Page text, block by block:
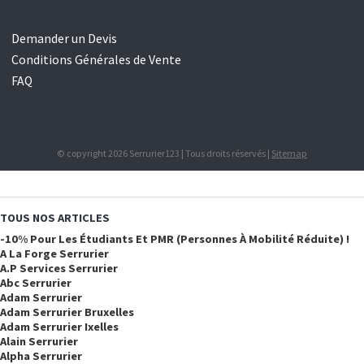
Demander un Devis
Conditions Générales de Vente
FAQ
© copyright 2026 Serrurier123 | Tous droits réservés | Sitemap
TOUS NOS ARTICLES
-10% Pour Les Étudiants Et PMR (personnes À Mobilité Réduite) !
A La Forge Serrurier
A.p Services Serrurier
Abc Serrurier
Adam Serrurier
Adam Serrurier Bruxelles
Adam Serrurier Ixelles
Alain Serrurier
Alpha Serrurier